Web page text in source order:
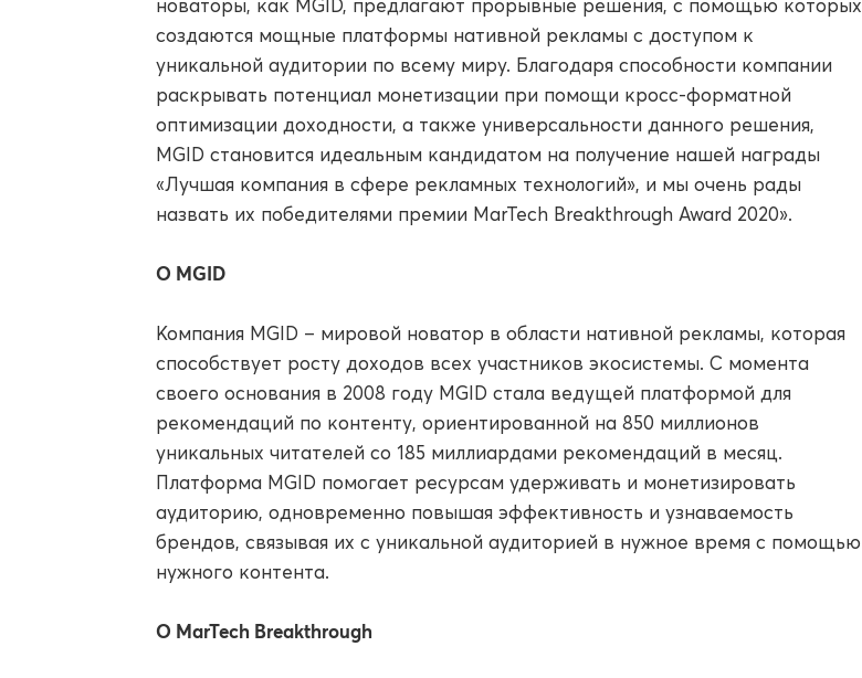
новаторы, как MGID, предлагают прорывные решения, с помощью которых
создаются мощные платформы нативной рекламы с доступом к
уникальной аудитории по всему миру. Благодаря способности компании
раскрывать потенциал монетизации при помощи кросс-форматной
оптимизации доходности, а также универсальности данного решения,
MGID становится идеальным кандидатом на получение нашей награды
«Лучшая компания в сфере рекламных технологий», и мы очень рады
назвать их победителями премии MarTech Breakthrough Award 2020».
О MGID
Компания MGID – мировой новатор в области нативной рекламы, которая
способствует росту доходов всех участников экосистемы. С момента
своего основания в 2008 году MGID стала ведущей платформой для
рекомендаций по контенту, ориентированной на 850 миллионов
уникальных читателей со 185 миллиардами рекомендаций в месяц.
Платформа MGID помогает ресурсам удерживать и монетизировать
аудиторию, одновременно повышая эффективность и узнаваемость
брендов, связывая их с уникальной аудиторией в нужное время с помощью
нужного контента.
О MarTech Breakthrough